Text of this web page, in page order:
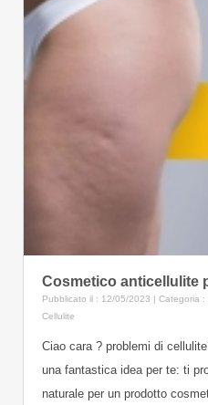
Cosmetico anticellulite
Pubblicato il : 12/05/2023 | Categoria :
Cellulite
Ciao cara ? problemi di
una fantastica idea per te: ti
naturale per un prodotto